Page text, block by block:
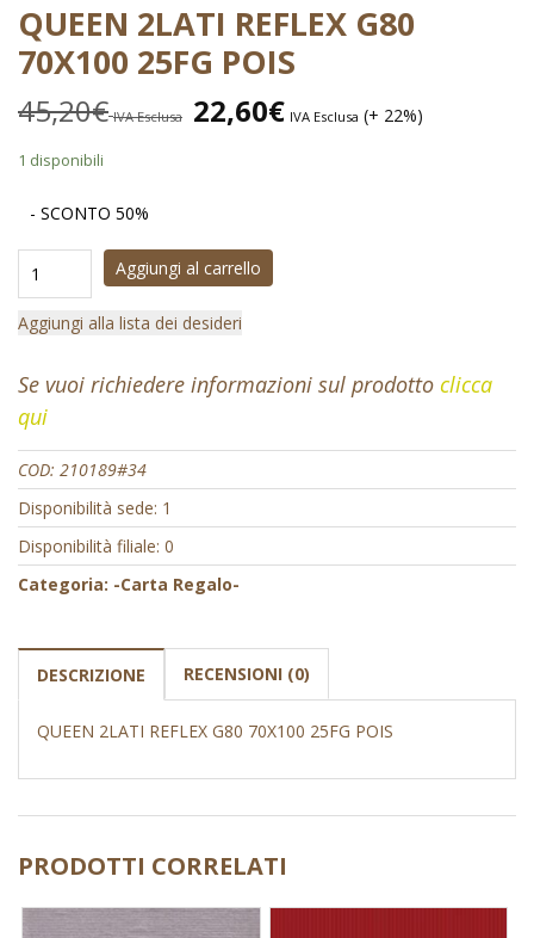
QUEEN 2LATI REFLEX G80
70X100 25FG POIS
45,20€ IVA Esclusa 22,60€ IVA Esclusa (+ 22%)
1 disponibili
- SCONTO 50%
Aggiungi al carrello
Aggiungi alla lista dei desideri
Se vuoi richiedere informazioni sul prodotto clicca
qui
COD: 210189#34
Disponibilità sede: 1
Disponibilità filiale: 0
Categoria: -Carta Regalo-
DESCRIZIONE RECENSIONI (0)
QUEEN 2LATI REFLEX G80 70X100 25FG POIS
PRODOTTI CORRELATI